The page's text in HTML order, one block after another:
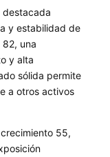
destacada
y estabilidad de
una
y alta
sólida permite
a otros activos
55,